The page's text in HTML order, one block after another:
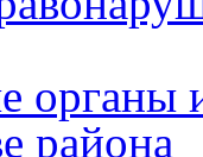
органы
района